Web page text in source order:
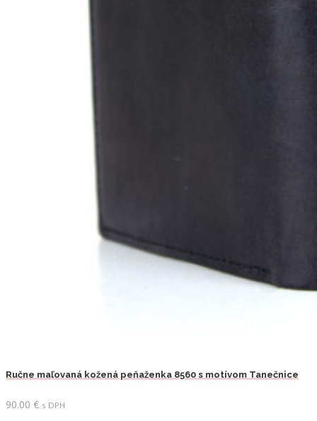
Ručne maľovaná kožená peňaženka 8560 s motívom Tanečnice
90.00 € s DPH